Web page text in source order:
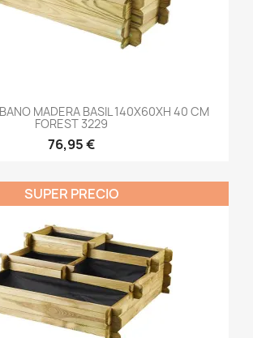
MADERA BASIL 140X60XH 40 CM
FOREST 3229
76,95 €
SUPER PRECIO